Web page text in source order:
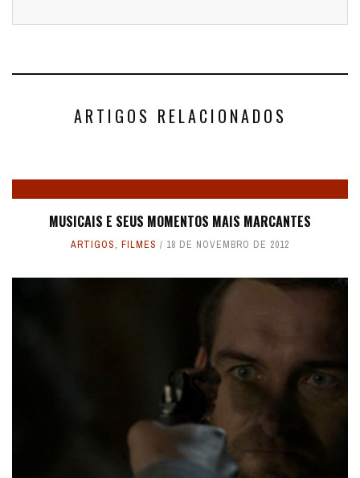
ARTIGOS RELACIONADOS
MUSICAIS E SEUS MOMENTOS MAIS MARCANTES
ARTIGOS, FILMES 18 DE NOVEMBRO DE 2012